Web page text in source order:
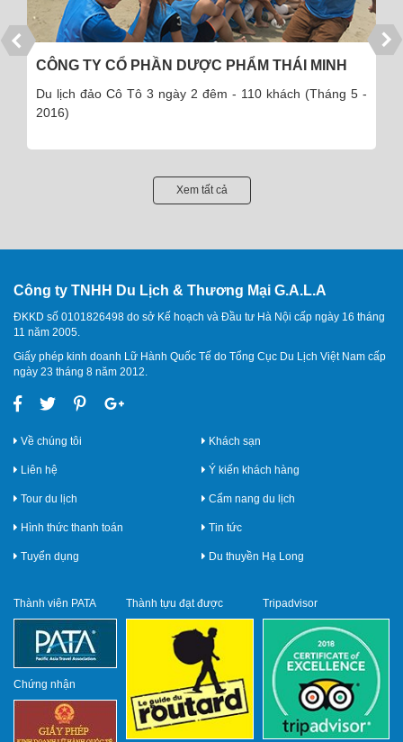
CÔNG TY CỔ PHẦN DƯỢC PHẨM THÁI MINH
Du lịch đảo Cô Tô 3 ngày 2 đêm - 110 khách (Tháng 5 -
2016)
Xem tất cả
Công ty TNHH Du Lịch & Thương Mại G.A.L.A
ĐKKD số 0101826498 do sở Kế hoạch và Đầu tư Hà Nội cấp ngày 16 tháng
11 năm 2005.
Giấy phép kinh doanh Lữ Hành Quốc Tế do Tổng Cục Du Lịch Việt Nam cấp
ngày 23 tháng 8 năm 2012.
Về chúng tôi
Liên hệ
Tour du lịch
Hình thức thanh toán
Tuyển dụng
Khách sạn
Ý kiến khách hàng
Cẩm nang du lịch
Tin tức
Du thuyền Hạ Long
Thành viên PATA
Chứng nhận
Thành tựu đạt được Tripadvisor